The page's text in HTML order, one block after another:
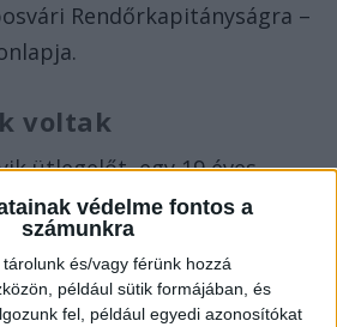
védelme fontos a
számunkra
és/vagy férünk hozzá
például sütik formájában, és
fel, például egyedi azonosítókat
Rendőrkapitányságra –
voltak
ütlegelőt, egy 19 éves
vétség megalapozott
éves társát pedig súlyos testi
gyanúja miatt
során mindketten